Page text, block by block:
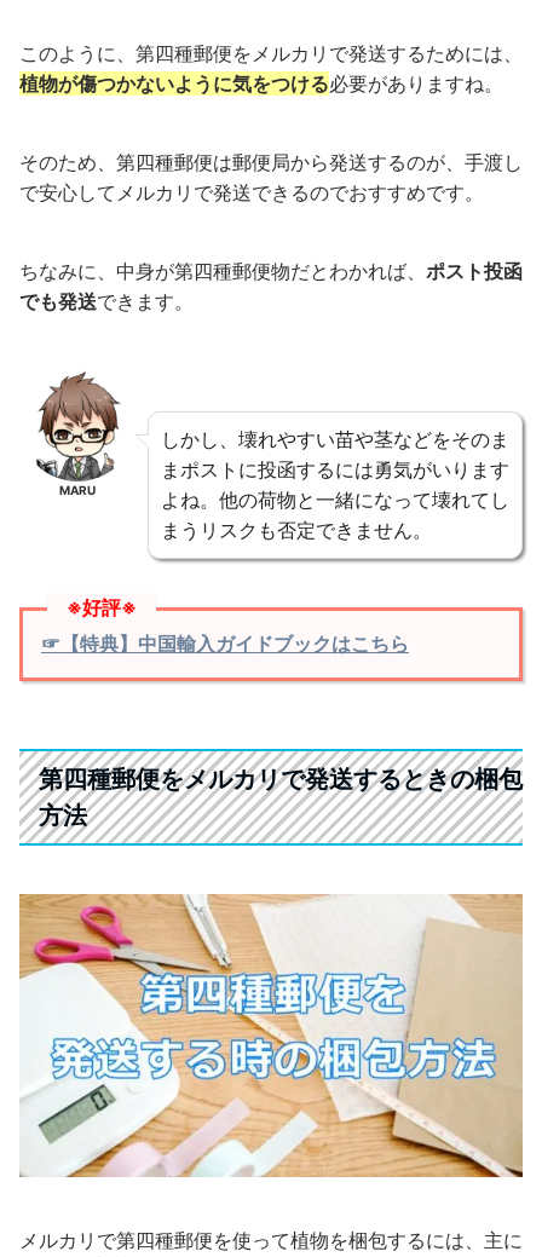
このように、第四種郵便をメルカリで発送するためには、
植物が傷つかないように気をつける必要がありますね。
そのため、第四種郵便は郵便局から発送するのが、手渡し
で安心してメルカリで発送できるのでおすすめです。
ちなみに、中身が第四種郵便物だとわかれば、 ポスト投函
でも発送できます。
MARU
しかし、壊れやすい苗や茎などをそのま
まポストに投函するには勇気がいります
よね。他の荷物と一緒になって壊れてし
まうリスクも否定できません。
※好評※
☞【特典】中国輸入ガイドブックはこちら
第四種郵便をメルカリで発送するときの梱包
方法
メルカリで第四種郵便を使って植物を梱包するには、主に